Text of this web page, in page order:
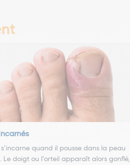
s’incarne quand il pousse dans la peau
Le doigt ou l’orteil apparaît alors gonflé,